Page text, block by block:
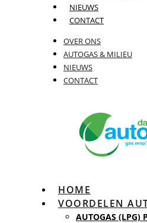
NIEUWS
CONTACT
OVER ONS
AUTOGAS & MILIEU
NIEUWS
CONTACT
HOME
VOORDELEN
AUTOGAS (LPG)